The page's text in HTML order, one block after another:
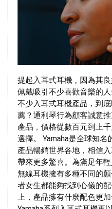
提起入耳式耳機，因為其
佩戴吸引不少喜歡音樂的
不少入耳式耳機產品，到
薦？通利琴行為顧客誠意
產品，價格從數百元到上
選擇。 Yamaha是全球知
產品暢銷世界各地，相信
帶來更多驚喜。為滿足年
無線耳機擁有多種不同的
者女生都能夠找到心儀的
上，產品擁有什麼配色更